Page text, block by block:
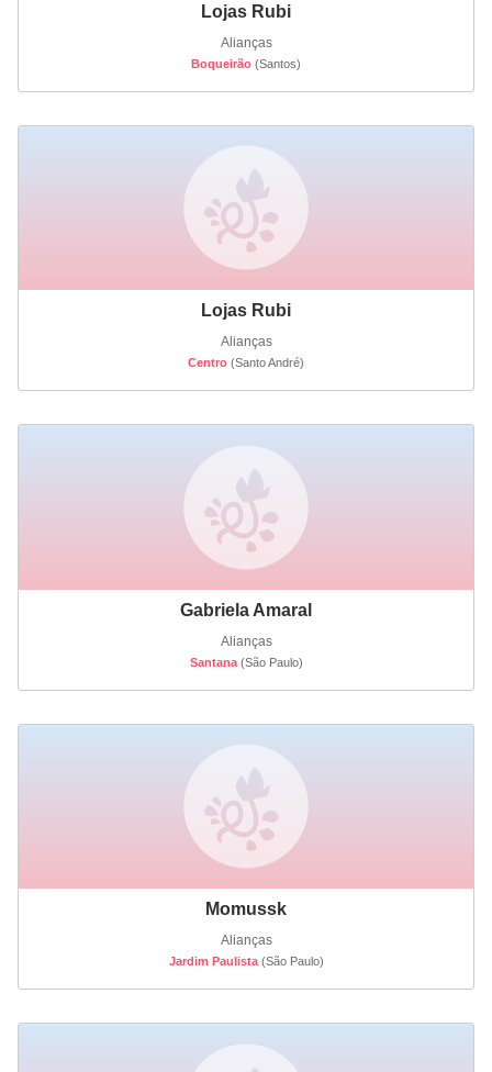
Lojas Rubi
Alianças
Boqueirão (Santos)
Lojas Rubi
Alianças
Centro (Santo André)
Gabriela Amaral
Alianças
Santana(São Paulo)
Momussk
Alianças
Jardim Paulista(São Paulo)